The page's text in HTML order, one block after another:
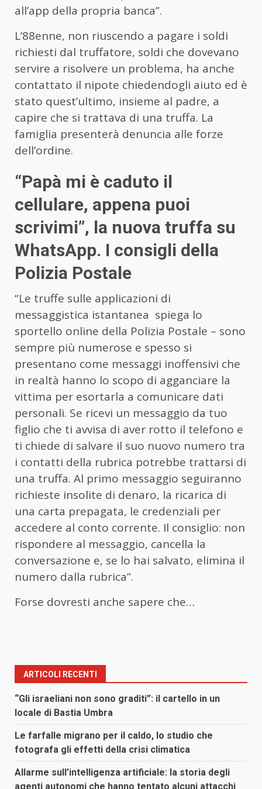
all’app della propria banca”.
L’88enne, non riuscendo a pagare i soldi
richiesti dal truffatore, soldi che dovevano
servire a risolvere un problema, ha anche
contattato il nipote chiedendogli aiuto ed è
stato quest’ultimo, insieme al padre, a
capire che si trattava di una truffa. La
famiglia presenterà denuncia alle forze
dell’ordine.
“Papà mi è caduto il
cellulare, appena puoi
scrivimi”, la nuova truffa su
WhatsApp. I consigli della
Polizia Postale
“Le truffe sulle applicazioni di
messaggistica istantanea spiega lo
sportello online della Polizia Postale – sono
sempre più numerose e spesso si
presentano come messaggi inoffensivi che
in realtà hanno lo scopo di agganciare la
vittima per esortarla a comunicare dati
personali. Se ricevi un messaggio da tuo
figlio che ti avvisa di aver rotto il telefono e
ti chiede di salvare il suo nuovo numero tra
i contatti della rubrica potrebbe trattarsi di
una truffa. Al primo messaggio seguiranno
richieste insolite di denaro, la ricarica di
una carta prepagata, le credenziali per
accedere al conto corrente. Il consiglio: non
rispondere al messaggio, cancella la
conversazione e, se lo hai salvato, elimina il
numero dalla rubrica”.
Forse dovresti anche sapere che…
ARTICOLI RECENTI
“Gli israeliani non sono graditi”: il cartello in un
locale di Bastia Umbra
Le farfalle migrano per il caldo, lo studio che
fotografa gli effetti della crisi climatica
Allarme sull’intelligenza artificiale: la storia degli
agenti autonomi che hanno tentato alcuni attacchi